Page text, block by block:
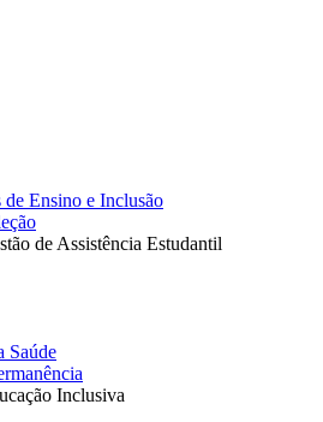
Ensino e Inclusão
de Assistência Estudantil
Saúde
Inclusiva